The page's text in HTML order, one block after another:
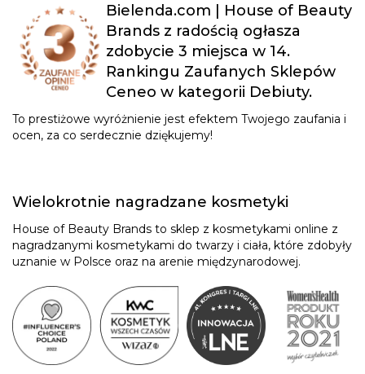
Bielenda.com | House of Beauty
Brands z radością ogłasza
zdobycie 3 miejsca w 14.
Rankingu Zaufanych Sklepów
Ceneo w kategorii Debiuty.
To prestiżowe wyróżnienie jest efektem Twojego zaufania i
ocen, za co serdecznie dziękujemy!
Wielokrotnie nagradzane kosmetyki
House of Beauty Brands to sklep z kosmetykami online z
nagradzanymi kosmetykami do twarzy i ciała, które zdobyły
uznanie w Polsce oraz na arenie międzynarodowej.